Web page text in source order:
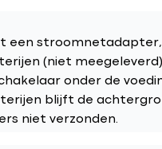
een
(niet
onder de
blijft de
niet verzonden.